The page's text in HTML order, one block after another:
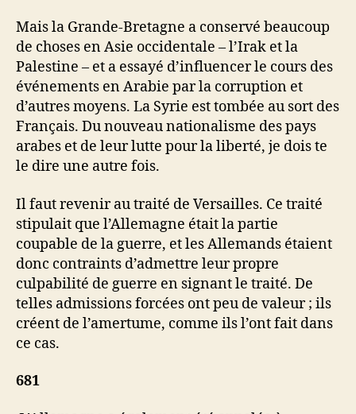
Mais la Grande-Bretagne a conservé beaucoup
de choses en Asie occidentale – l’Irak et la
Palestine – et a essayé d’influencer le cours des
événements en Arabie par la corruption et
d’autres moyens. La Syrie est tombée au sort des
Français. Du nouveau nationalisme des pays
arabes et de leur lutte pour la liberté, je dois te
le dire une autre fois.
Il faut revenir au traité de Versailles. Ce traité
stipulait que l’Allemagne était la partie
coupable de la guerre, et les Allemands étaient
donc contraints d’admettre leur propre
culpabilité de guerre en signant le traité. De
telles admissions forcées ont peu de valeur ; ils
créent de l’amertume, comme ils l’ont fait dans
ce cas.
681